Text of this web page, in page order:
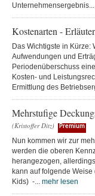
Unternehmensergebnis...
Kostenarten -
Das Wichtigste in Kürze:
Aufwendungen und
Periodenüberschuss
Kosten- und
Ermittlung des
Mehrstufige
(Kristoffer Ditz) Premium
Nun kommen wir zur
werden die oberen
herangezogen,
kann auf folgende Weise
Kids) -... mehr lesen